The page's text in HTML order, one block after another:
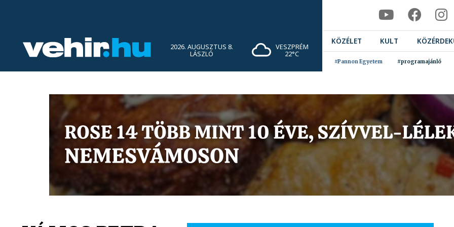
2026. AUGUSZTUS 8.
LÁSZLÓ
VESZPRÉM
22°C
KÖZÉLET KULT
#Pannon Egyetem #programajánló